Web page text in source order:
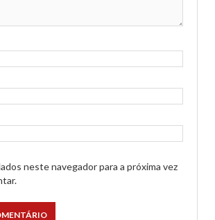
neste navegador para a próxima vez